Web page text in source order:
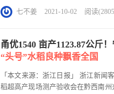
据 “2020 浙江好稻米”推荐评比活
上，邀请农业农村部稻米及制品质检
七不姜 2021-10-02 阅读
甬优1540 亩产1123.87公斤
“头号”水稻良种飘香全国
「本文来源：浙江日报」 浙江新闻
稻超高产现场测产验收会在黔西南